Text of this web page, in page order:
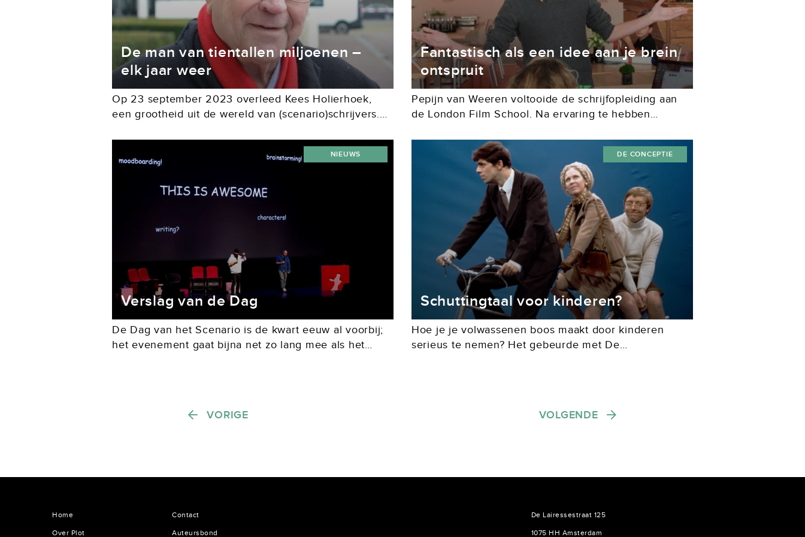
De man van tientallen miljoenen –
elk jaar weer
Op 23 september 2023 overleed Kees Holierhoek,
een grootheid uit de wereld van (scenario)schrijvers.
Fantastisch als een idee aan je brein
ontspruit
Pepijn van Weeren voltooide de schrijfopleiding aan
de London Film School. Na ervaring te hebben
bedrijfsfilms waagde hij de sprong in het diepe door...
Verslag van de Dag
De Dag van het Scenario is de kwart eeuw al voorbij;
het evenement gaat bijna net zo lang mee als het
NIEUWS
Schuttingtaal voor kinderen?
Hoe je je volwassenen boos maakt door kinderen
serieus te nemen? Het gebeurde met De
DE CONCEPTIE
VORIGE VOLGENDE
Home
Over Plot
Contact
Auteursbond
De Lairessestraat 125
1075 HH Amsterdam